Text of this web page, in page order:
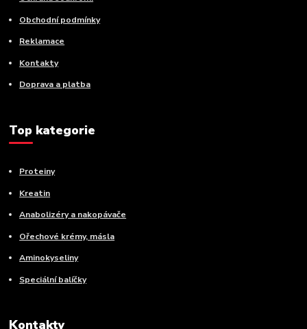
Obchodní podmínky
Reklamace
Kontakty
Doprava a platba
Top kategorie
Proteiny
Kreatin
Anabolizéry a nakopávače
Ořechové krémy, másla
Aminokyseliny
Speciální balíčky
Kontakty